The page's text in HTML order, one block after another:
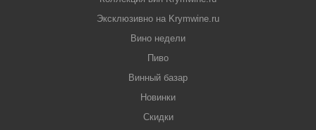
Эксклюзивно на Krymwine.ru
Вино недели
Пиво
Винный базар
Новинки
Скидки